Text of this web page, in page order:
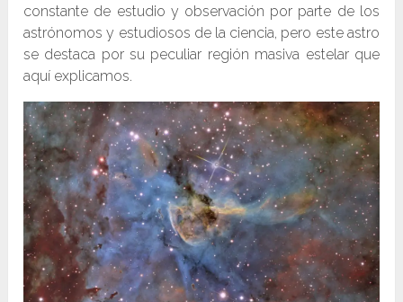
constante de estudio y observación por parte de los
astrónomos y estudiosos de la ciencia, pero este astro
se destaca por su peculiar región masiva estelar que
aquí explicamos.